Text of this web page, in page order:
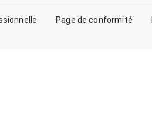
Page de conformité